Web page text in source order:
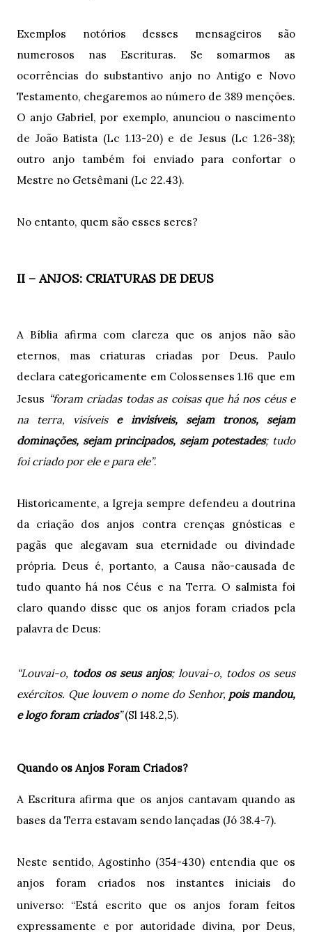
Exemplos notórios desses mensageiros são
numerosos nas Escrituras. Se somarmos as
ocorrências do substantivo anjo no Antigo e Novo
Testamento, chegaremos ao número de 389 menções.
O anjo Gabriel, por exemplo, anunciou o nascimento
de João Batista (Lc 1.13-20) e de Jesus (Lc 1.26-38);
outro anjo também foi enviado para confortar o
Mestre no Getsêmani (Lc 22.43).
No entanto, quem são esses seres?
II – ANJOS: CRIATURAS DE DEUS
A Bíblia afirma com clareza que os anjos não são
eternos, mas criaturas criadas por Deus. Paulo
declara categoricamente em Colossenses 1.16 que em
Jesus “foram criadas todas as coisas que há nos céus e
na terra, visíveis e invisíveis, sejam tronos, sejam
dominações, sejam principados, sejam potestades; tudo
foi criado por ele e para ele”.
Historicamente, a Igreja sempre defendeu a doutrina
da criação dos anjos contra crenças gnósticas e
pagãs que alegavam sua eternidade ou divindade
própria. Deus é, portanto, a Causa não-causada de
tudo quanto há nos Céus e na Terra. O salmista foi
claro quando disse que os anjos foram criados pela
palavra de Deus:
“Louvai-o, todos os seus anjos; louvai-o, todos os seus
exércitos. Que louvem o nome do Senhor, pois mandou,
e logo foram criados”(Sl 148.2,5).
Quando os Anjos Foram Criados?
A Escritura afirma que os anjos cantavam quando as
bases da Terra estavam sendo lançadas (Jó 38.4-7).
Neste sentido, Agostinho (354-430) entendia que os
anjos foram criados nos instantes iniciais do
universo: “Está escrito que os anjos foram feitos
expressamente e por autoridade divina, por Deus,